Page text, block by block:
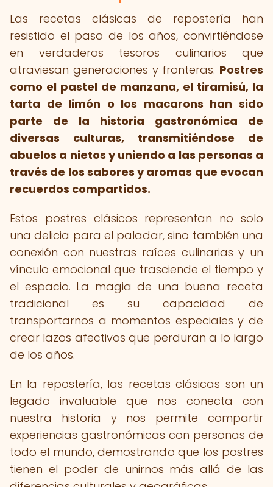
Las recetas clásicas de repostería han
resistido el paso de los años, convirtiéndose
en verdaderos tesoros culinarios que
atraviesan generaciones y fronteras. Postres
como el pastel de manzana, el tiramisú, la
tarta de limón o los macarons han sido
parte de la historia gastronómica de
diversas culturas, transmitiéndose de
abuelos a nietos y uniendo a las personas a
través de los sabores y aromas que evocan
recuerdos compartidos.
Estos postres clásicos representan no solo
una delicia para el paladar, sino también una
conexión con nuestras raíces culinarias y un
vínculo emocional que trasciende el tiempo y
el espacio. La magia de una buena receta
tradicional es su capacidad de
transportarnos a momentos especiales y de
crear lazos afectivos que perduran a lo largo
de los años.
En la repostería, las recetas clásicas son un
legado invaluable que nos conecta con
nuestra historia y nos permite compartir
experiencias gastronómicas con personas de
todo el mundo, demostrando que los postres
tienen el poder de unirnos más allá de las